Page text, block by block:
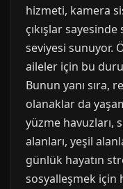
hizmeti, kamera
çıkışlar
seviyesi sunuyor.
aileler için bu
Bunun yanı sıra,
olanaklar da
yüzme havuzları,
alanları, yeşil
günlük hayatın
sosyalleşmek için